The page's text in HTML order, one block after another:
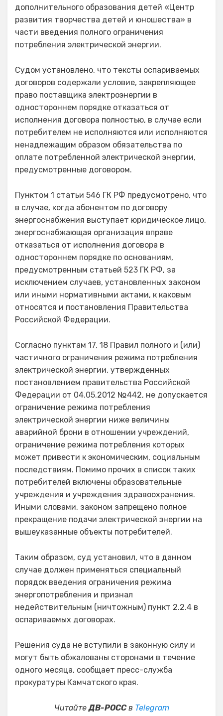
дополнительного образования детей «Центр
развития творчества детей и юношества» в
части введения полного ограничения
потребления электрической энергии.
Судом установлено, что тексты оспариваемых
договоров содержали условие, закрепляющее
право поставщика электроэнергии в
одностороннем порядке отказаться от
исполнения договора полностью, в случае если
потребителем не исполняются или исполняются
ненадлежащим образом обязательства по
оплате потребленной электрической энергии,
предусмотренные договором.
Пунктом 1 статьи 546 ГК РФ предусмотрено, что
в случае, когда абонентом по договору
энергоснабжения выступает юридическое лицо,
энергоснабжающая организация вправе
отказаться от исполнения договора в
одностороннем порядке по основаниям,
предусмотренным статьей 523 ГК РФ, за
исключением случаев, установленных законом
или иными нормативными актами, к каковым
относятся и постановления Правительства
Российской Федерации.
Согласно пунктам 17, 18 Правил полного и (или)
частичного ограничения режима потребления
электрической энергии, утвержденных
постановлением правительства Российской
Федерации от 04.05.2012 №442, не допускается
ограничение режима потребления
электрической энергии ниже величины
аварийной брони в отношении учреждений,
ограничение режима потребления которых
может привести к экономическим, социальным
последствиям. Помимо прочих в список таких
потребителей включены образовательные
учреждения и учреждения здравоохранения.
Иными словами, законом запрещено полное
прекращение подачи электрической энергии на
вышеуказанные объекты потребителей.
Таким образом, суд установил, что в данном
случае должен применяться специальный
порядок введения ограничения режима
энергопотребления и признал
недействительным (ничтожным) пункт 2.2.4 в
оспариваемых договорах.
Решения суда не вступили в законную силу и
могут быть обжалованы сторонами в течение
одного месяца, сообщает пресс-служба
прокуратуры Камчатского края.
ЧитайтеДВ-РОССв Telegram